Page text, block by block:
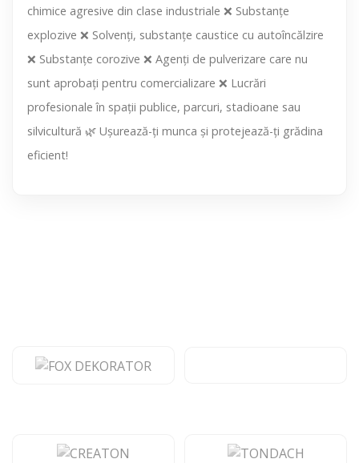
chimice agresive din clase industriale ❌ Substanțe
explozive ❌ Solvenți, substanțe caustice cu autoîncălzire
❌ Substanțe corozive ❌ Agenți de pulverizare care nu
sunt aprobați pentru comercializare ❌ Lucrări
profesionale în spații publice, parcuri, stadioane sau
silvicultură 🌿 Ușurează-ți munca și protejează-ți grădina
eficient!